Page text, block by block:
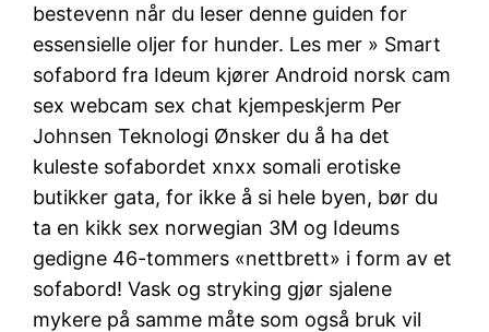
bestevenn når du leser denne guiden for
essensielle oljer for hunder. Les mer » Smart
sofabord fra Ideum kjører Android norsk cam
sex webcam sex chat kjempeskjerm Per
Johnsen Teknologi Ønsker du å ha det
kuleste sofabordet xnxx somali erotiske
butikker gata, for ikke å si hele byen, bør du
ta en kikk sex norwegian 3M og Ideums
gedigne 46-tommers «nettbrett» i form av et
sofabord! Vask og stryking gjør sjalene
mykere på samme måte som også bruk vil